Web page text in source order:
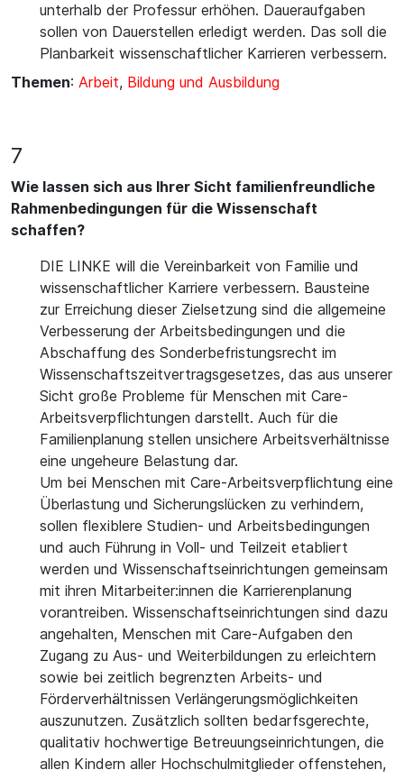
unterhalb der Professur erhöhen. Daueraufgaben
sollen von Dauerstellen erledigt werden. Das soll die
Planbarkeit wissenschaftlicher Karrieren verbessern.
Themen: Arbeit, Bildung und Ausbildung
7
Wie lassen sich aus Ihrer Sicht familienfreundliche
Rahmenbedingungen für die Wissenschaft
schaffen?
DIE LINKE will die Vereinbarkeit von Familie und
wissenschaftlicher Karriere verbessern. Bausteine
zur Erreichung dieser Zielsetzung sind die allgemeine
Verbesserung der Arbeitsbedingungen und die
Abschaffung des Sonderbefristungsrecht im
Wissenschaftszeitvertragsgesetzes, das aus unserer
Sicht große Probleme für Menschen mit Care-
Arbeitsverpflichtungen darstellt. Auch für die
Familienplanung stellen unsichere Arbeitsverhältnisse
eine ungeheure Belastung dar.
Um bei Menschen mit Care-Arbeitsverpflichtung eine
Überlastung und Sicherungslücken zu verhindern,
sollen flexiblere Studien- und Arbeitsbedingungen
und auch Führung in Voll- und Teilzeit etabliert
werden und Wissenschaftseinrichtungen gemeinsam
mit ihren Mitarbeiter:innen die Karrierenplanung
vorantreiben. Wissenschaftseinrichtungen sind dazu
angehalten, Menschen mit Care-Aufgaben den
Zugang zu Aus- und Weiterbildungen zu erleichtern
sowie bei zeitlich begrenzten Arbeits- und
Förderverhältnissen Verlängerungsmöglichkeiten
auszunutzen. Zusätzlich sollten bedarfsgerechte,
qualitativ hochwertige Betreuungseinrichtungen, die
allen Kindern aller Hochschulmitglieder offenstehen,